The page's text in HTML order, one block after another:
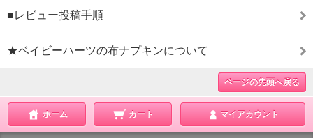
■レビュー投稿手順
★ベイビーハーツの布ナプキンについて
ページの先頭へ戻る
ホーム カート マイアカウント